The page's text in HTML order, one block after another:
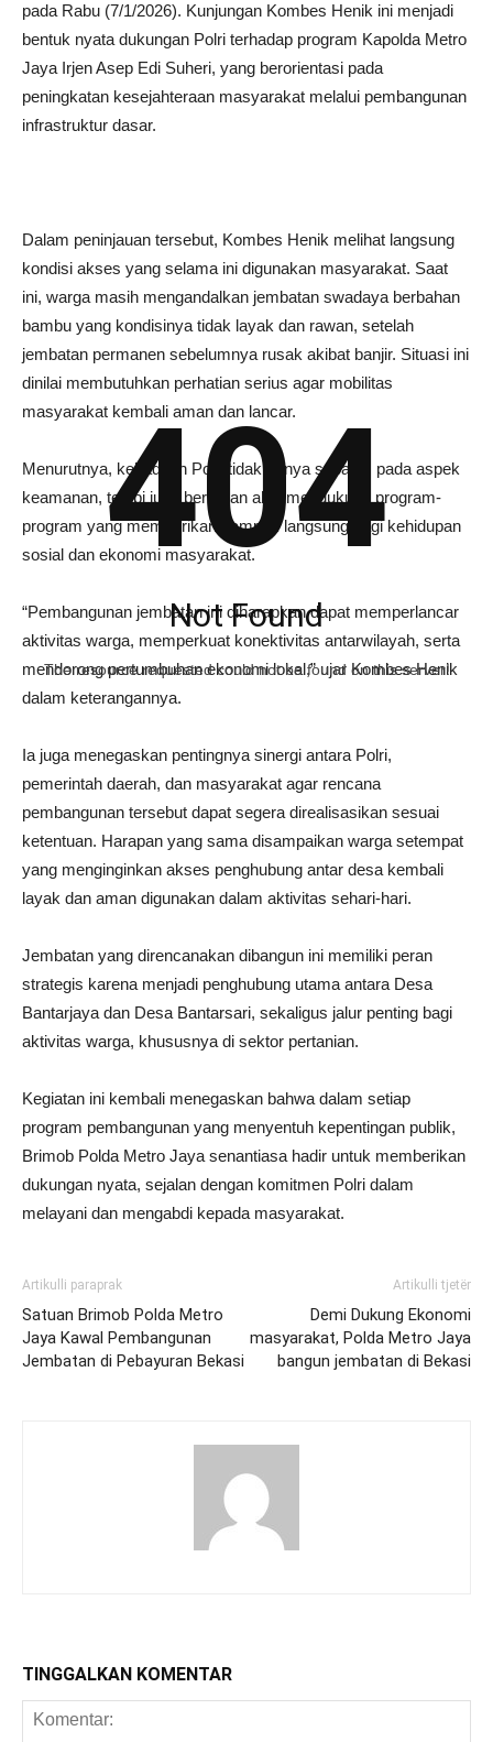
pada Rabu (7/1/2026). Kunjungan Kombes Henik ini menjadi
bentuk nyata dukungan Polri terhadap program Kapolda Metro
Jaya Irjen Asep Edi Suheri, yang berorientasi pada
peningkatan kesejahteraan masyarakat melalui pembangunan
infrastruktur dasar.
Dalam peninjauan tersebut, Kombes Henik melihat langsung
kondisi akses yang selama ini digunakan masyarakat. Saat
ini, warga masih mengandalkan jembatan swadaya berbahan
bambu yang kondisinya tidak layak dan rawan, setelah
jembatan permanen sebelumnya rusak akibat banjir. Situasi ini
dinilai membutuhkan perhatian serius agar mobilitas
masyarakat kembali aman dan lancar.
Menurutnya, kehadiran Polri tidak hanya sebatas pada aspek
keamanan, tetapi juga berperan aktif mendukung program-
program yang memberikan dampak langsung bagi kehidupan
sosial dan ekonomi masyarakat.
“Pembangunan jembatan ini diharapkan dapat memperlancar
aktivitas warga, memperkuat konektivitas antarwilayah, serta
mendorong pertumbuhan ekonomi lokal,” ujar Kombes Henik
dalam keterangannya.
Ia juga menegaskan pentingnya sinergi antara Polri,
pemerintah daerah, dan masyarakat agar rencana
pembangunan tersebut dapat segera direalisasikan sesuai
ketentuan. Harapan yang sama disampaikan warga setempat
yang menginginkan akses penghubung antar desa kembali
layak dan aman digunakan dalam aktivitas sehari-hari.
Jembatan yang direncanakan dibangun ini memiliki peran
strategis karena menjadi penghubung utama antara Desa
Bantarjaya dan Desa Bantarsari, sekaligus jalur penting bagi
aktivitas warga, khususnya di sektor pertanian.
Kegiatan ini kembali menegaskan bahwa dalam setiap
program pembangunan yang menyentuh kepentingan publik,
Brimob Polda Metro Jaya senantiasa hadir untuk memberikan
dukungan nyata, sejalan dengan komitmen Polri dalam
melayani dan mengabdi kepada masyarakat.
Artikulli paraprak
Satuan Brimob Polda Metro
Jaya Kawal Pembangunan
Jembatan di Pebayuran Bekasi
Artikulli tjetër
Demi Dukung Ekonomi
masyarakat, Polda Metro Jaya
bangun jembatan di Bekasi
TINGGALKAN KOMENTAR
404
Not Found
The resource requested could not be found on this server!